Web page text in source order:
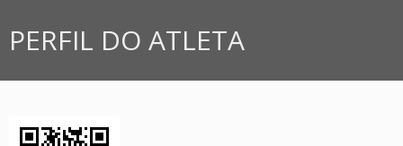
PERFIL DO ATLETA